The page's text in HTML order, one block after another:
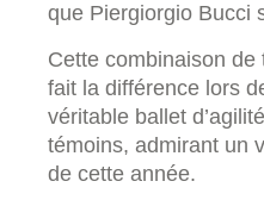
que Piergiorgio Bucci
Cette combinaison
fait la différence lors
véritable ballet
témoins, admirant un
de cette année.